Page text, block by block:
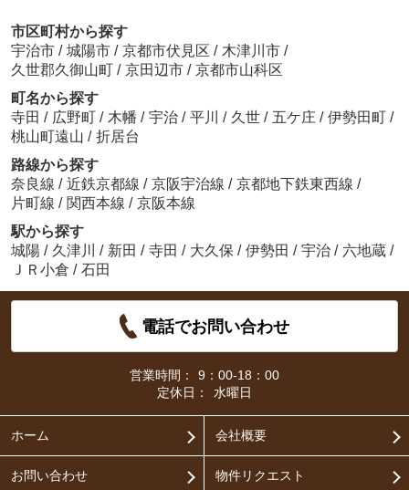
市区町村から探す
宇治市 / 城陽市 / 京都市伏見区 / 木津川市 /
久世郡久御山町 / 京田辺市 / 京都市山科区
町名から探す
寺田 / 広野町 / 木幡 / 宇治 / 平川 / 久世 / 五ケ庄 / 伊勢田町 /
桃山町遠山 / 折居台
路線から探す
奈良線 / 近鉄京都線 / 京阪宇治線 / 京都地下鉄東西線 /
片町線 / 関西本線 / 京阪本線
駅から探す
城陽 / 久津川 / 新田 / 寺田 / 大久保 / 伊勢田 / 宇治 / 六地蔵 /
ＪＲ小倉 / 石田
電話でお問い合わせ
営業時間：
9：00-18：00
定休日：
水曜日
ホーム 会社概要
お問い合わせ 物件リクエスト